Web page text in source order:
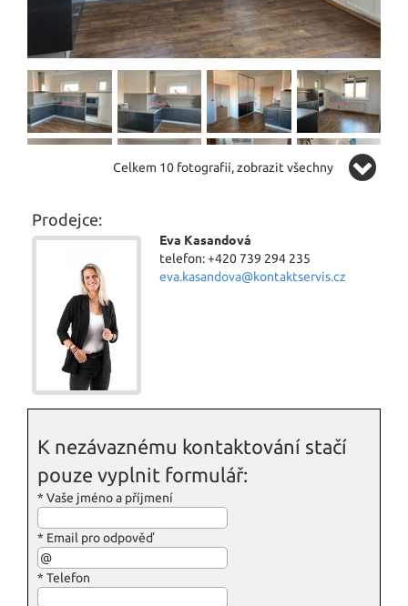
Celkem 10 fotografií, zobrazit všechny
Prodejce:
Eva Kasandová
telefon: +420 739 294 235
eva.kasandova@kontaktservis.cz
K nezávaznému kontaktování stačí
pouze vyplnit formulář:
* Vaše jméno a příjmení
* Email pro odpověď
* Telefon